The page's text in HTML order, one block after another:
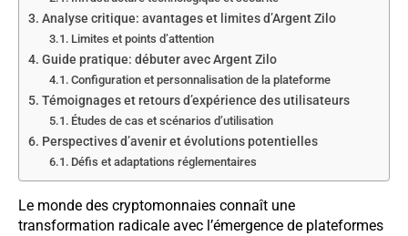
Analyse critique: avantages et limites d’Argent Zilo
Limites et points d’attention
Guide pratique: débuter avec Argent Zilo
Configuration et personnalisation de la plateforme
Témoignages et retours d’expérience des utilisateurs
Études de cas et scénarios d’utilisation
Perspectives d’avenir et évolutions potentielles
Défis et adaptations réglementaires
Le monde des cryptomonnaies connaît une
transformation radicale avec l’émergence de plateformes